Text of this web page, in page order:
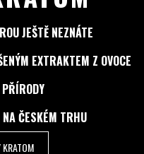
JEŠTĚ NEZNÁTE
EXTRAKTEM Z OVOCE
ČESKÉM TRHU